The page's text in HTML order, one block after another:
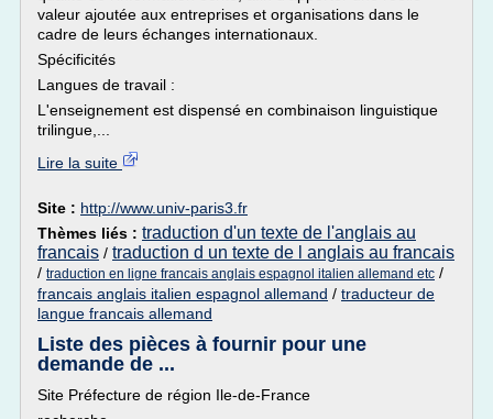
valeur ajoutée aux entreprises et organisations dans le
cadre de leurs échanges internationaux.
Spécificités
Langues de travail :
L'enseignement est dispensé en combinaison linguistique
trilingue,...
Lire la suite
Site : http://www.univ-paris3.fr
Thèmes liés : traduction d'un texte de l'anglais au
francais / traduction d un texte de l anglais au francais
/ traduction en ligne francais anglais espagnol italien allemand etc /
francais anglais italien espagnol allemand / traducteur de
langue francais allemand
Liste des pièces à fournir pour une
demande de ...
Site Préfecture de région Ile-de-France